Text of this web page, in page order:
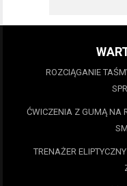
ROZCIĄGANIE
ĆWICZENIA Z GUMĄ NA
TRENAŻER